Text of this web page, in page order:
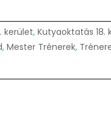
kerület, Kutyaoktatás 18.
, Mester Trénerek,